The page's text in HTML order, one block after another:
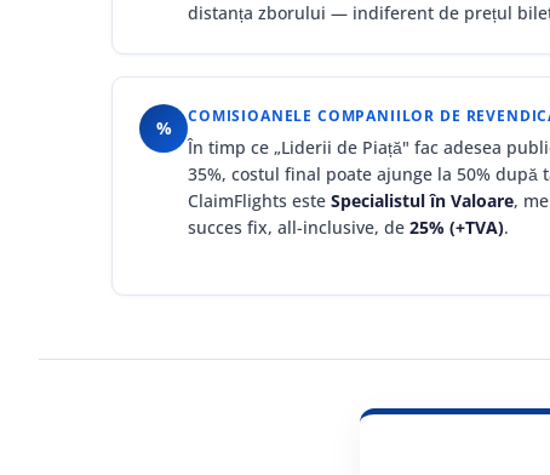
distanța zborului — indiferent de prețul
%
COMISIOANELE COMPANIILOR DE
În timp ce „Liderii de Piață" fac adesea
35%, costul final poate ajunge la 50% după
ClaimFlights este Specialistul în Valoare,
succes fix, all-inclusive, de 25% (+TVA).